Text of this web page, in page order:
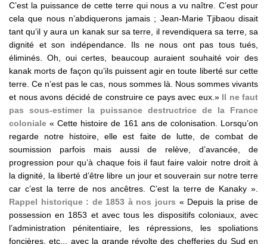
C’est la puissance de cette terre qui nous a vu naître. C’est pour
cela que nous n’abdiquerons jamais ; Jean-Marie Tjibaou disait
tant qu’il y aura un kanak sur sa terre, il revendiquera sa terre, sa
dignité et son indépendance. Ils ne nous ont pas tous tués,
éliminés. Oh, oui certes, beaucoup auraient souhaité voir des
kanak morts de façon qu’ils puissent agir en toute liberté sur cette
terre. Ce n’est pas le cas, nous sommes là. Nous sommes vivants
et nous avons décidé de construire ce pays avec eux.» Il ne faut
pas sous-estimer la puissance destructrice de la France
coloniale « Cette histoire de 161 ans de colonisation. Lorsqu’on
regarde notre histoire, elle est faite de lutte, de combat de
soumission parfois mais aussi de relève, d’avancée, de
progression pour qu’à chaque fois il faut faire valoir notre droit à
la dignité, la liberté d’être libre un jour et souverain sur notre terre
car c’est la terre de nos ancêtres. C’est la terre de Kanaky ».
Rappel historique : de 1853 à nos jours « Depuis la prise de
possession en 1853 et avec tous les dispositifs coloniaux, avec
l’administration pénitentiaire, les répressions, les spoliations
foncières, etc... avec la grande révolte des chefferies du Sud en